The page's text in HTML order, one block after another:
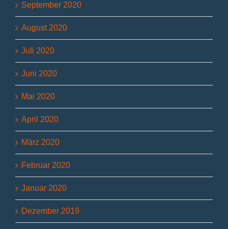
September 2020
August 2020
Juli 2020
Juni 2020
Mai 2020
April 2020
März 2020
Februar 2020
Januar 2020
Dezember 2019